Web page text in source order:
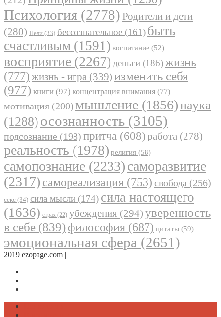
Психология (2778) Родители и дети
(280) Цели (33) бессознательное (161) быть
счастливым (1591) воспитание (52)
восприятие (2267) деньги (186)жизнь
(777) жизнь - игра (339) изменить себя
(977) книги (97) концентрация внимания (77)
мотивация (200) мышление (1856)наука
(1288) осознанность (3105)
подсознание (198) притча (608) работа (278)
реальность (1978) религия (58)
самопознание (2233)саморазвитие
(2317) самореализация (753) свобода (256)
секс (34) сила мысли (174) сила настоящего
(1636) страх (22) убеждения (294) уверенность
в себе (839) философия (687) цитаты (59)
эмоциональная сфера (2651)
2019 ezopage.com | |